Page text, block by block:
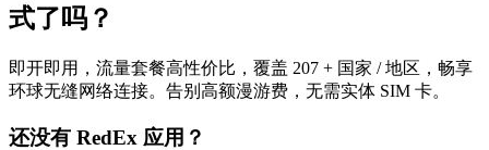
式了吗？
即开即用，流量套餐高性价比，覆盖 207 + 国家 / 地区，畅享
环球无缝网络连接。告别高额漫游费，无需实体 SIM 卡。
还没有 RedEx 应用？